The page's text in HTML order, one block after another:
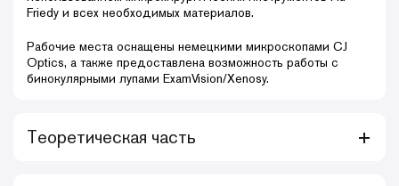
Friedy и всех необходимых материалов.
Рабочие места оснащены немецкими микроскопами CJ
Optics, а также предоставлена возможность работы с
бинокулярными лупами ExamVision/Xenosy.
Теоретическая часть